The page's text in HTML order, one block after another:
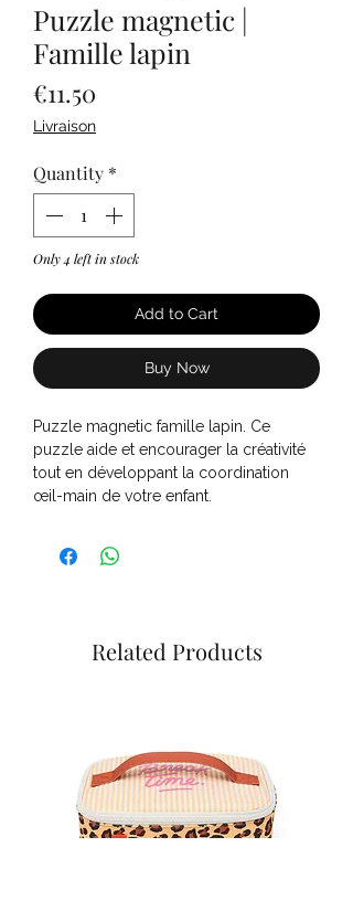
Puzzle magnetic |
Famille lapin
€11.50
Livraison
Quantity *
Only 4 left in stock
Add to Cart
Buy Now
Puzzle magnetic famille lapin. Ce
puzzle aide et encourager la créativité
tout en développant la coordination
œil-main de votre enfant.
Related Products